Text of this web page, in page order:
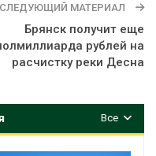
СЛЕДУЮЩИЙ МАТЕРИАЛ
Брянск получит еще
рублей на
расчистку реки Десна
Все